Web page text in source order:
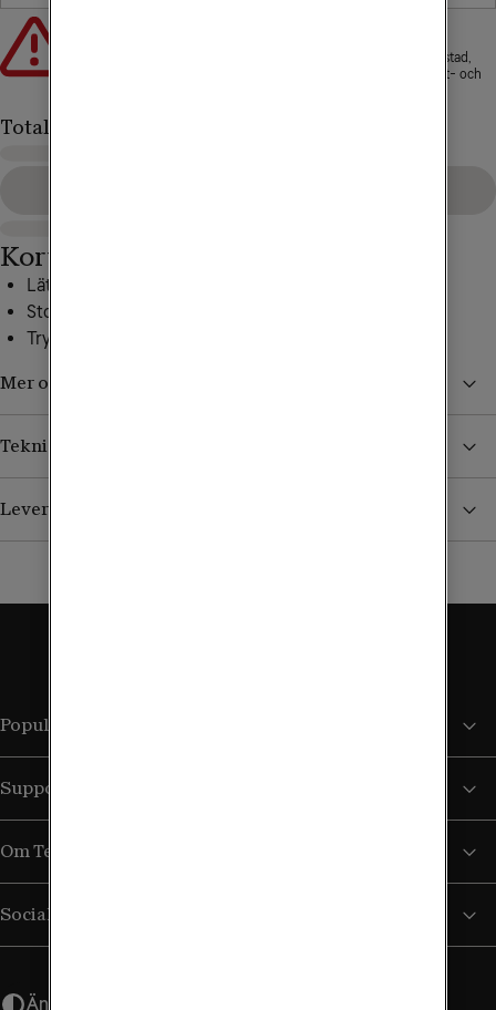
betalningsanmärkning. Det kan leda till svårigheter att få hyra bostad,
teckna abonnemang och få nya lån. För stöd, vänd dig till budget- och
Totalt
Kort om mobilen
Lättläst och bred display
Stora knappar
Trygghetsknapp för extra säkerhet
Mer om Doro Leva L31S
Teknisk specifikation
Leverans, betalning och retur
Populära sidor
Support
Om Tele2
Sociala medier
Ändra utseende